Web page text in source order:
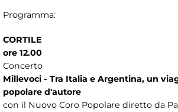
Programma:
CORTILE
ore 12.00
Concerto
Millevoci - Tra Italia e Argentina, un
popolare d'autore
con il Nuovo Coro Popolare diretto da